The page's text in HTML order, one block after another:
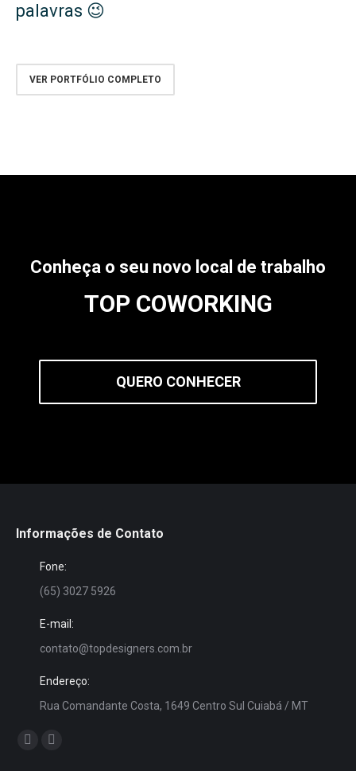
palavras 😉
VER PORTFÓLIO COMPLETO
Conheça o seu novo local de trabalho
TOP COWORKING
QUERO CONHECER
Informações de Contato
Fone:
(65) 3027 5926
E-mail:
contato@topdesigners.com.br
Endereço:
Rua Comandante Costa, 1649 Centro Sul Cuiabá / MT
Encontre-nos em: